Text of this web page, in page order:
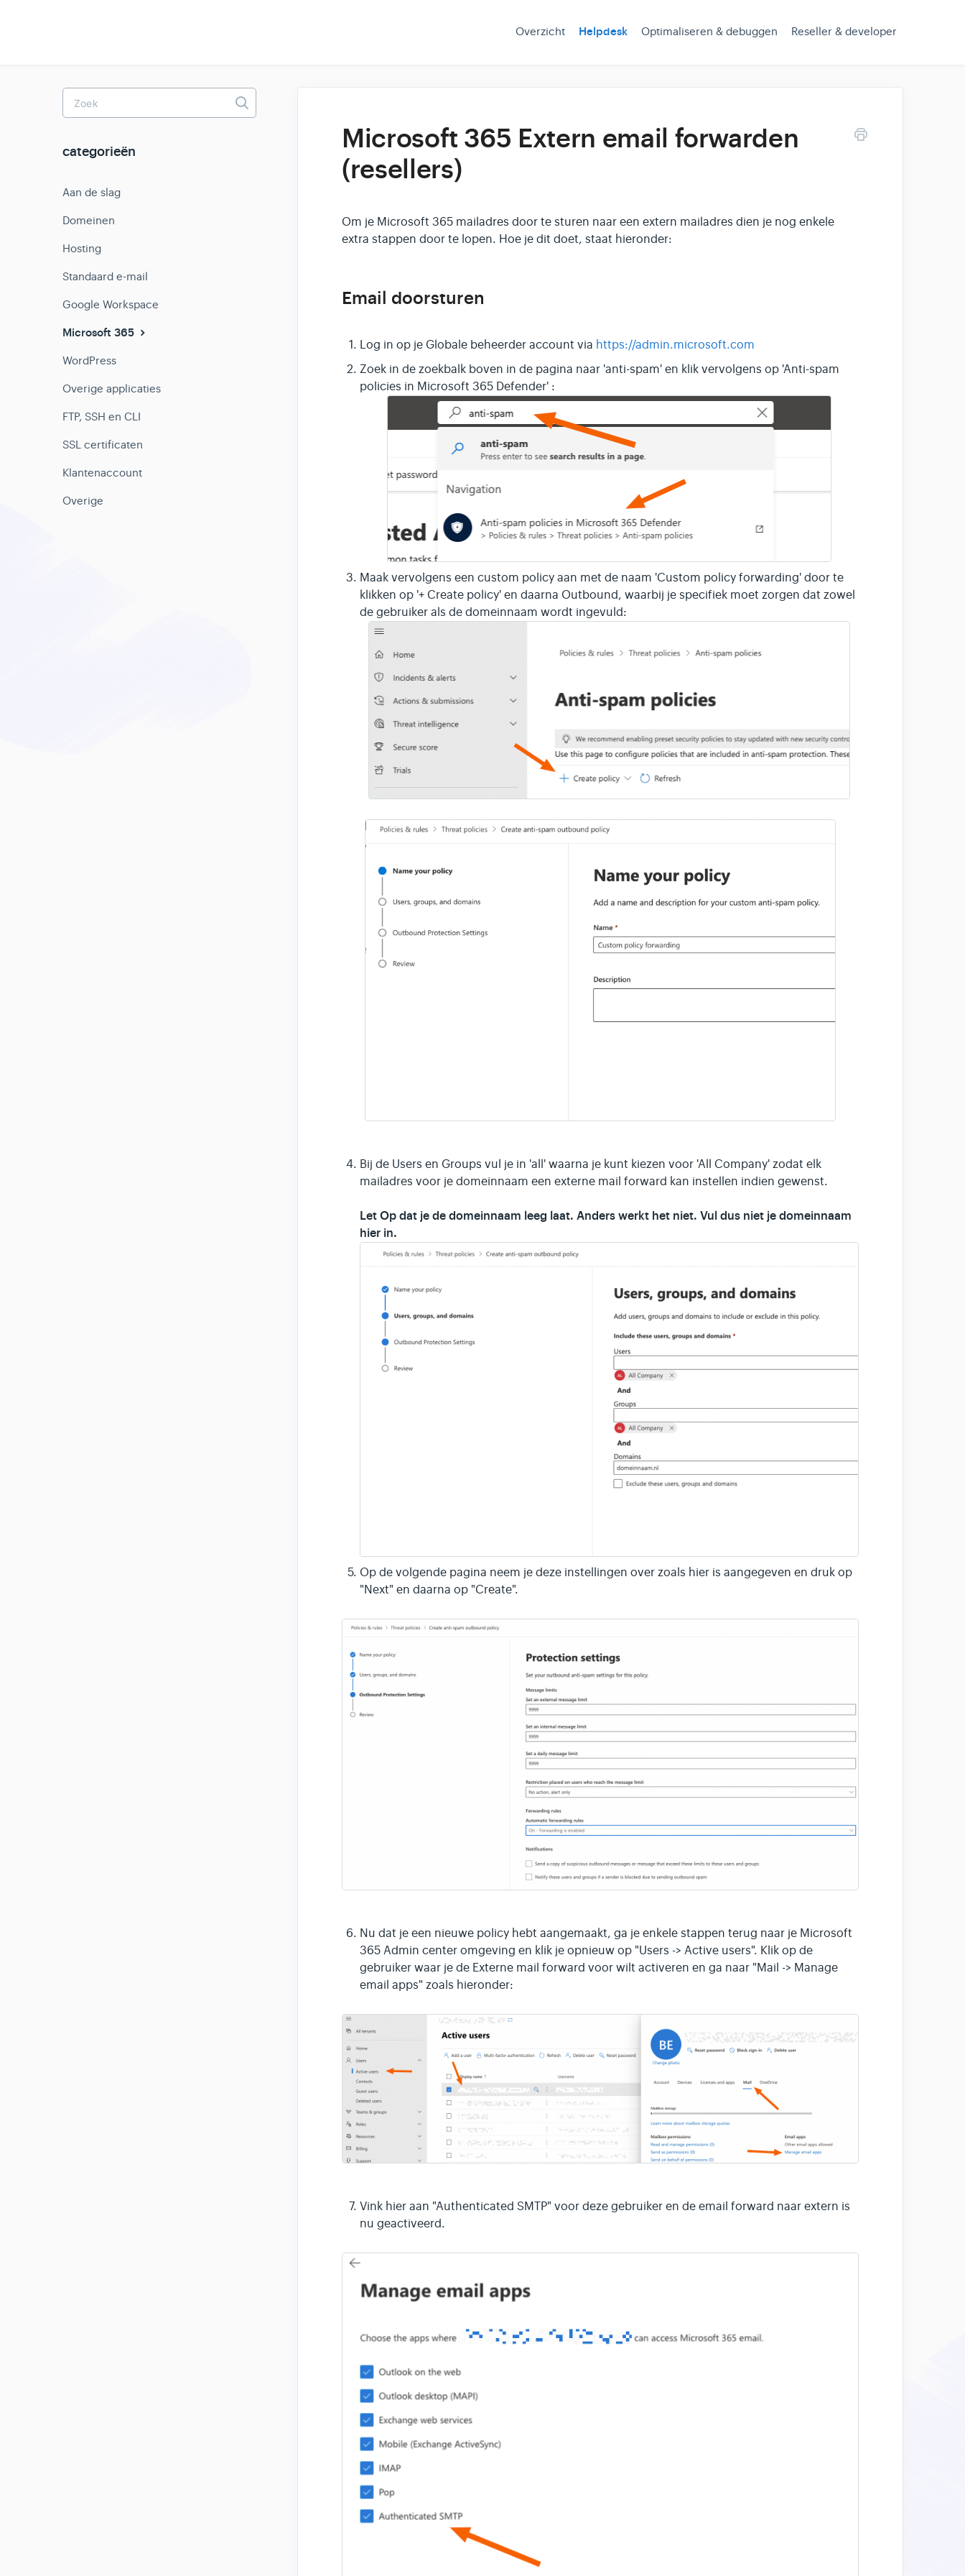
Overzicht Helpdesk Optimaliseren & debuggen Reseller & developer
Microsoft 365 Extern email forwarden
(resellers)
Om je Microsoft 365 mailadres door te sturen naar een extern mailadres dien je nog enkele
extra stappen door te lopen. Hoe je dit doet, staat hieronder:
Email doorsturen
Log in op je Globale beheerder account via https://admin.microsoft.com
Zoek in de zoekbalk boven in de pagina naar 'anti-spam' en klik vervolgens op 'Anti-spam
policies in Microsoft 365 Defender' :
Maak vervolgens een custom policy aan met de naam 'Custom policy forwarding' door te
klikken op '+ Create policy' en daarna Outbound, waarbij je specifiek moet zorgen dat zowel
de gebruiker als de domeinnaam wordt ingevuld:
Bij de Users en Groups vul je in 'all' waarna je kunt kiezen voor 'All Company' zodat elk
mailadres voor je domeinnaam een externe mail forward kan instellen indien gewenst.
Let Opdat je de domeinnaam leeg laat. Anders werkt het niet. Vul dus niet je domeinnaam
hier in.
Op de volgende pagina neem je deze instellingen over zoals hier is aangegeven en druk op
"Next" en daarna op "Create".
Nu dat je een nieuwe policy hebt aangemaakt, ga je enkele stappen terug naar je Microsoft
365 Admin center omgeving en klik je opnieuw op "Users -> Active users". Klik op de
gebruiker waar je de Externe mail forward voor wilt activeren en ga naar "Mail -> Manage
email apps" zoals hieronder:
Vink hier aan "Authenticated SMTP" voor deze gebruiker en de email forward naar extern is
nu geactiveerd.
Toggle
Search
categorieën
Aan de slag
Domeinen
Hosting
Standaard e-mail
Google Workspace
Microsoft 365
WordPress
Overige applicaties
FTP, SSH en CLI
SSL certificaten
Klantenaccount
Overige